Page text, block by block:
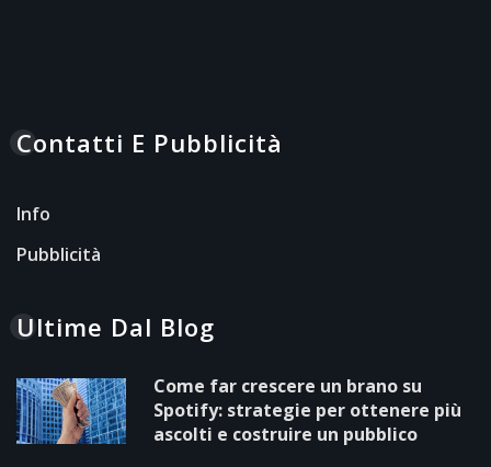
Contatti E Pubblicità
Info
Pubblicità
Ultime Dal Blog
Come far crescere un brano su
Spotify: strategie per ottenere più
ascolti e costruire un pubblico